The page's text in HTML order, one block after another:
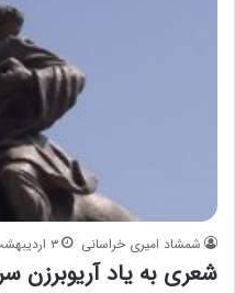
شمشاد امیری خراسانی ۳ اردیبهشت ۱۳۹۱
شعری به یاد آریوبرزن